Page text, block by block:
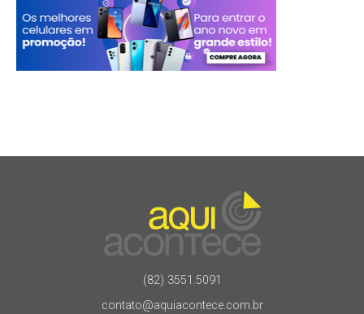
(82) 3551.5091
contato@aquiacontece.com.br